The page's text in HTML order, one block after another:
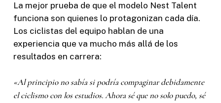
La mejor prueba de que el modelo Nest Talent
funciona son quienes lo protagonizan cada día.
Los ciclistas del equipo hablan de una
experiencia que va mucho más allá de los
resultados en carrera:
«Al principio no sabía si podría compaginar debidamente
el ciclismo con los estudios. Ahora sé que no solo puedo, sé